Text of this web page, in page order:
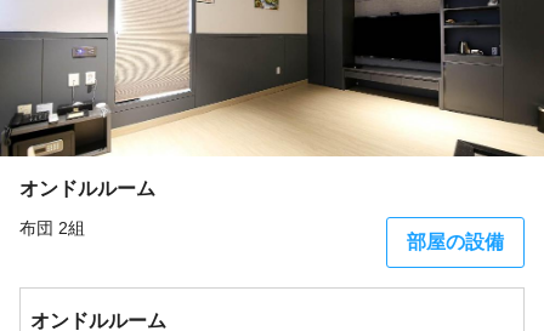
オンドルルーム
布団 2組
部屋の設備
オンドルルーム